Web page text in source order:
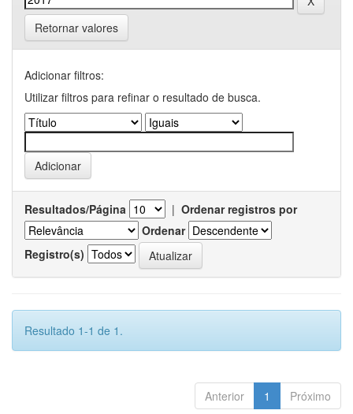
Retornar valores
Adicionar filtros:
Utilizar filtros para refinar o resultado de busca.
Resultados/Página | Ordenar registros por
Ordenar
Registro(s)
Resultado 1-1 de 1.
Anterior 1 Próximo